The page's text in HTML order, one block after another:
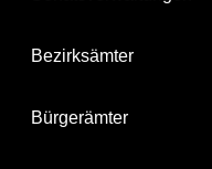
Bezirksämter
Bürgerämter